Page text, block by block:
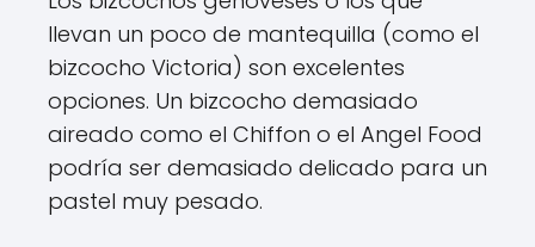
llevan un poco de mantequilla (como el
bizcocho Victoria) son excelentes
opciones. Un bizcocho demasiado
aireado como el Chiffon o el Angel Food
podría ser demasiado delicado para un
pastel muy pesado.